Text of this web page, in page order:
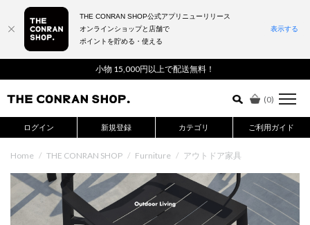
小物 15,000円以上で配送無料！
(0)
ログイン 新規登録 カテゴリ ご利用ガイド
詳細検索はこちら
Home / THE CONRAN SHOP / Furniture / アウトドア家具
THE CONRAN SHOP公式アプリニューリリース
オンラインショップと店舗で
ポイントを貯める・使える
表示する